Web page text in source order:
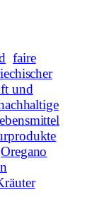
faire
und
Oregano